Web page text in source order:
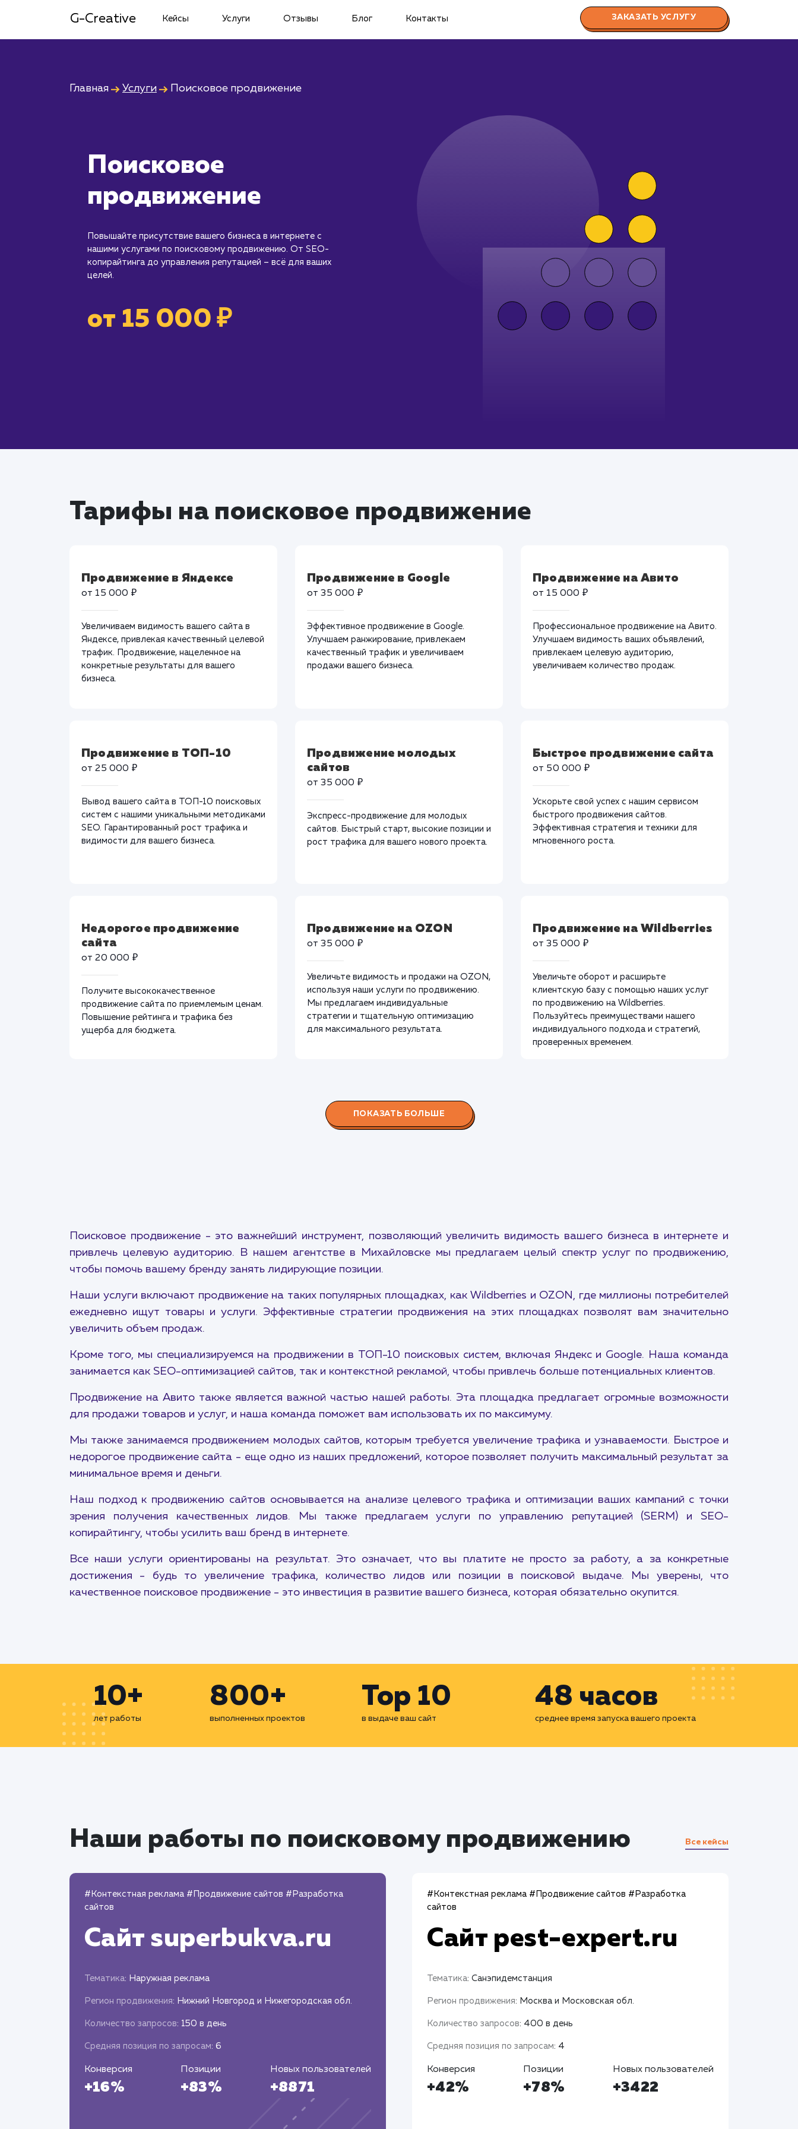
G-Creative Кейсы Услуги Отзывы Блог Контакты ЗАКАЗАТЬ УСЛУГУ
Главная Услуги Поисковое продвижение
Поисковое
продвижение
Повышайте присутствие вашего бизнеса в интернете с
нашими услугами по поисковому продвижению. От SEO-
копирайтинга до управления репутацией – всё для ваших
целей.
от 15 000 ₽
Тарифы на поисковое продвижение
Продвижение в Яндексе
от 15 000 ₽
Увеличиваем видимость вашего сайта в
Яндексе, привлекая качественный целевой
трафик. Продвижение, нацеленное на
конкретные результаты для вашего
бизнеса.
Продвижение в Google
от 35 000 ₽
Эффективное продвижение в Google.
Улучшаем ранжирование, привлекаем
качественный трафик и увеличиваем
продажи вашего бизнеса.
Продвижение на Авито
от 15 000 ₽
Профессиональное продвижение на Авито.
Улучшаем видимость ваших объявлений,
привлекаем целевую аудиторию,
увеличиваем количество продаж.
Продвижение в ТОП-10
от 25 000 ₽
Вывод вашего сайта в ТОП-10 поисковых
систем с нашими уникальными методиками
SEO. Гарантированный рост трафика и
видимости для вашего бизнеса.
Продвижение молодых
сайтов
от 35 000 ₽
Экспресс-продвижение для молодых
сайтов. Быстрый старт, высокие позиции и
рост трафика для вашего нового проекта.
Быстрое продвижение сайта
от 50 000 ₽
Ускорьте свой успех с нашим сервисом
быстрого продвижения сайтов.
Эффективная стратегия и техники для
мгновенного роста.
Недорогое продвижение
сайта
от 20 000 ₽
Получите высококачественное
продвижение сайта по приемлемым ценам.
Повышение рейтинга и трафика без
ущерба для бюджета.
Продвижение на OZON
от 35 000 ₽
Увеличьте видимость и продажи на OZON,
используя наши услуги по продвижению.
Мы предлагаем индивидуальные
стратегии и тщательную оптимизацию
для максимального результата.
Продвижение на Wildberries
от 35 000 ₽
Увеличьте оборот и расширьте
клиентскую базу с помощью наших услуг
по продвижению на Wildberries.
Пользуйтесь преимуществами нашего
индивидуального подхода и стратегий,
проверенных временем.
ПОКАЗАТЬ БОЛЬШЕ
Поисковое продвижение - это важнейший инструмент, позволяющий увеличить видимость вашего бизнеса в интернете и
привлечь целевую аудиторию. В нашем агентстве в Михайловске мы предлагаем целый спектр услуг по продвижению,
чтобы помочь вашему бренду занять лидирующие позиции.
Наши услуги включают продвижение на таких популярных площадках, как Wildberries и OZON, где миллионы потребителей
ежедневно ищут товары и услуги. Эффективные стратегии продвижения на этих площадках позволят вам значительно
увеличить объем продаж.
Кроме того, мы специализируемся на продвижении в ТОП-10 поисковых систем, включая Яндекс и Google. Наша команда
занимается как SEO-оптимизацией сайтов, так и контекстной рекламой, чтобы привлечь больше потенциальных клиентов.
Продвижение на Авито также является важной частью нашей работы. Эта площадка предлагает огромные возможности
для продажи товаров и услуг, и наша команда поможет вам использовать их по максимуму.
Мы также занимаемся продвижением молодых сайтов, которым требуется увеличение трафика и узнаваемости. Быстрое и
недорогое продвижение сайта - еще одно из наших предложений, которое позволяет получить максимальный результат за
минимальное время и деньги.
Наш подход к продвижению сайтов основывается на анализе целевого трафика и оптимизации ваших кампаний с точки
зрения получения качественных лидов. Мы также предлагаем услуги по управлению репутацией (SERM) и SEO-
копирайтингу, чтобы усилить ваш бренд в интернете.
Все наши услуги ориентированы на результат. Это означает, что вы платите не просто за работу, а за конкретные
достижения - будь то увеличение трафика, количество лидов или позиции в поисковой выдаче. Мы уверены, что
качественное поисковое продвижение - это инвестиция в развитие вашего бизнеса, которая обязательно окупится.
10+
лет работы
800+
выполненных проектов
Top 10
в выдаче ваш сайт
48 часов
среднее время запуска вашего проекта
Наши работы по поисковому продвижению Все кейсы
#Контекстная реклама #Продвижение сайтов #Разработка
сайтов
Сайт superbukva.ru
Тематика: Наружная реклама
Регион продвижения: Нижний Новгород и Нижегородская обл.
Количество запросов: 150 в день
Средняя позиция по запросам: 6
Конверсия
+16%
Позиции
+83%
Новых пользователей
+8871
#Контекстная реклама #Продвижение сайтов #Разработка
сайтов
Сайт pest-expert.ru
Тематика: Санэпидемстанция
Регион продвижения: Москва и Московская обл.
Количество запросов: 400 в день
Средняя позиция по запросам: 4
Конверсия
+42%
Позиции
+78%
Новых пользователей
+3422